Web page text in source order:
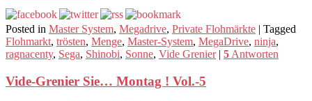
Posted in Master System, Megadrive, Private Flohmärkte | Tagged
Flohmarkt, trösten, Menge, Master-System, MegaDrive, ninja,
ragnacenty, Sega, Shinobi, Sonne, Vide Grenier | 5 Antworten
Vide-Grenier Sie… Montag ! Vol.-5